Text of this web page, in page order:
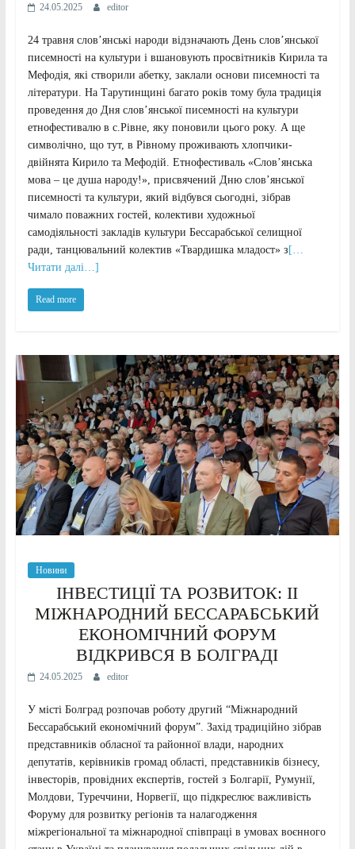
24.05.2025 editor
24 травня слов’янські народи відзначають День слов’янської
писемності на культури і вшановують просвітників Кирила та
Мефодія, які створили абетку, заклали основи писемності та
літератури. На Тарутинщині багато років тому була традиція
проведення до Дня слов’янської писемності на культури
етнофестивалю в с.Рівне, яку поновили цього року. А ще
символічно, що тут, в Рівному проживають хлопчики-
двійнята Кирило та Мефодій. Етнофестиваль «Слов’янська
мова – це душа народу!», присвячений Дню слов’янської
писемності та культури, який відбувся сьогодні, зібрав
чимало поважних гостей, колективи художньої
самодіяльності закладів культури Бессарабської селищної
ради, танцювальний колектив «Твардишка младост» з […
Читати далі…]
Read more
Новини
ІНВЕСТИЦІЇ ТА РОЗВИТОК: II
МІЖНАРОДНИЙ БЕССАРАБСЬКИЙ
ЕКОНОМІЧНИЙ ФОРУМ
ВІДКРИВСЯ В БОЛГРАДІ
24.05.2025 editor
У місті Болград розпочав роботу другий “Міжнародний
Бессарабський економічний форум”. Захід традиційно зібрав
представників обласної та районної влади, народних
депутатів, керівників громад області, представників бізнесу,
інвесторів, провідних експертів, гостей з Болгарії, Румунії,
Молдови, Туреччини, Норвегії, що підкреслює важливість
Форуму для розвитку регіонів та налагодження
міжрегіональної та міжнародної співпраці в умовах воєнного